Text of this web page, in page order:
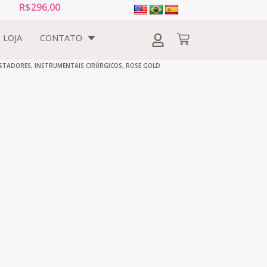
LOJA CONTATO
R$296,00
, INSTRUMENTAIS CIRÚRGICOS, ROSE GOLD